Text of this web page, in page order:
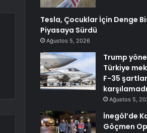
Tesla, Çocuklar İçin Denge
Piyasaya Sürdü
Ağustos 5, 2026
Trump
Türkiye
F-35
karşılamadı
Ağustos 5,
İnegöl’de
Göçmen